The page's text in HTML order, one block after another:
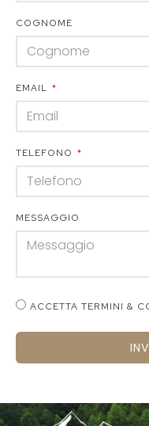
COGNOME
EMAIL
TELEFONO
MESSAGGIO
ACCETTA TERMINI &